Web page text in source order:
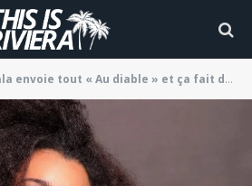
envoie tout « Au diable » et ça fait du bien